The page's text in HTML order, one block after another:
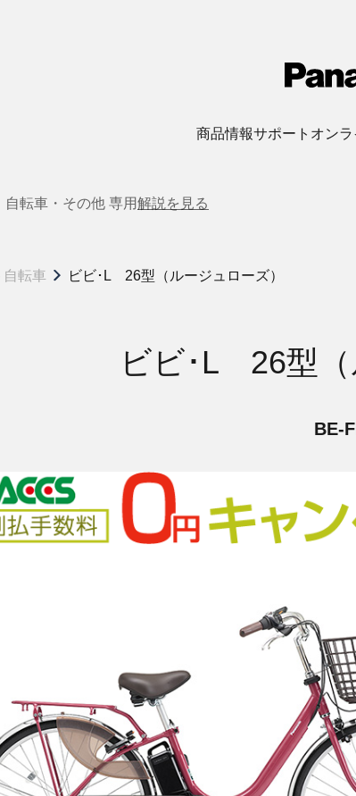
商品情報サポート オン
自転車・その他 専用解説を見る
自転車 ビビ･L 26型（ルージュローズ）
ビビ･L 26型（
BE-